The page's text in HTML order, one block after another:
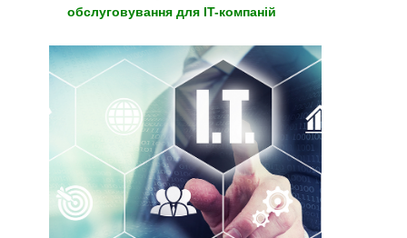
обслуговування для IT-компаній